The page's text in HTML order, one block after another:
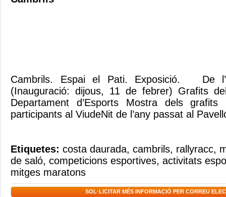
Cambrils. Espai el Pati. Exposició. De
(Inauguració: dijous, 11 de febrer) Grafits
Departament d’Esports Mostra dels
participants al ViudeNit de l’any passat al
Etiquetes: costa daurada, cambrils, rallyracc,
de saló, competicions esportives, activitats
mitges maratons
SOL·LICITAR MÉS INFORMACIÓ PER CORREU